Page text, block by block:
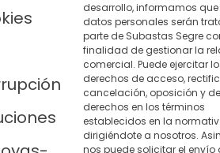
desarrollo, informamos que
datos personales serán
parte de Subastas Segre
finalidad de gestionar la
comercial. Puede ejercitar
derechos de acceso,
cancelación, oposición y
derechos en los términos
establecidos en la
dirigiéndote a nosotros.
nos puede solicitar el envío